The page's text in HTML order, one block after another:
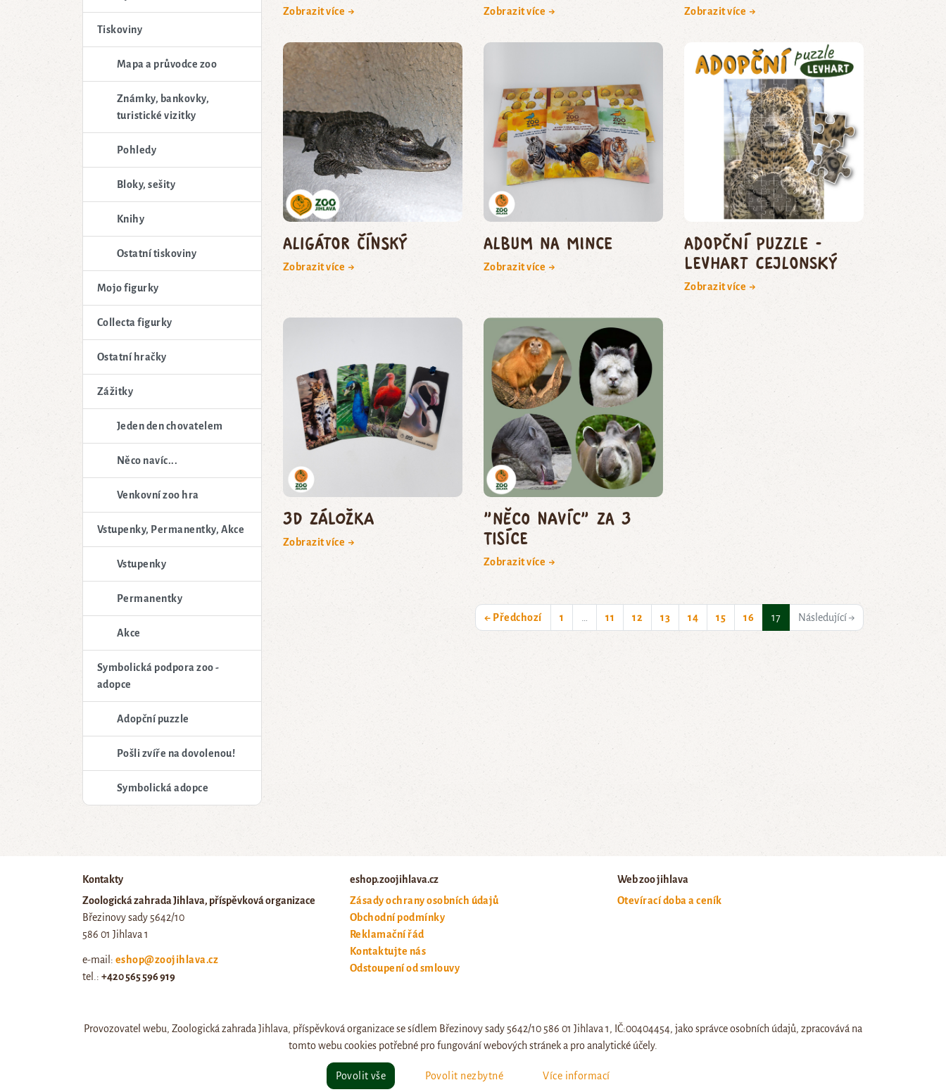
Tiskoviny
Mapa a průvodce zoo
Známky, bankovky,
turistické vizitky
Pohledy
Bloky, sešity
Knihy
Ostatní tiskoviny
Mojo figurky
Collecta figurky
Ostatní hračky
Zážitky
Jeden den chovatelem
Něco navíc...
Venkovní zoo hra
Vstupenky, Permanentky, Akce
Vstupenky
Permanentky
Akce
Symbolická podpora zoo -
adopce
Adopční puzzle
Pošli zvíře na dovolenou!
Symbolická adopce
Zobrazit více → Zobrazit více → Zobrazit více →
aligátor čínský
Zobrazit více →
Album na mince
Zobrazit více →
Adopční puzzle -
levhart cejlonský
Zobrazit více →
3D záložka
Zobrazit více →
"Něco navíc" za 3
tisíce
Zobrazit více →
← Předchozí 1 11 12 13 14 15 16 17(current)Následující →
Kontakty
Zoologická zahrada Jihlava, příspěvková organizace
Březinovy sady 5642/10
586 01 Jihlava 1
e-mail: eshop@zoojihlava.cz
tel.: +420 565 596 919
eshop.zoojihlava.cz
Zásady ochrany osobních údajů
Obchodní podmínky
Reklamační řád
Kontaktujte nás
Odstoupení od smlouvy
Web zoo jihlava
Otevírací doba a ceník
© eshop.zoojihlava.cz, vytvořilJiří Brychta.
Provozovatel webu, Zoologická zahrada Jihlava, příspěvková organizace se sídlem Březinovy sady 5642/10 586 01 Jihlava 1, IČ:00404454, jako správce osobních údajů, zpracovává na
tomto webu cookies potřebné pro fungování webových stránek a pro analytické účely.
Povolit vše Povolit nezbytné Více informací